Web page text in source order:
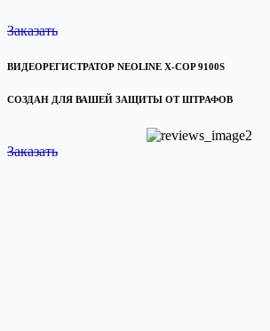
Заказать
ВИДЕОРЕГИСТРАТОР NEOLINE X-COP 9100S
СОЗДАН ДЛЯ ВАШЕЙ ЗАЩИТЫ ОТ ШТРАФОВ
Заказать